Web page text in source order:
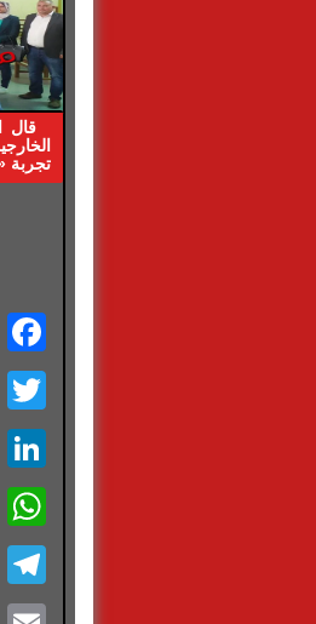
قال
تجربة